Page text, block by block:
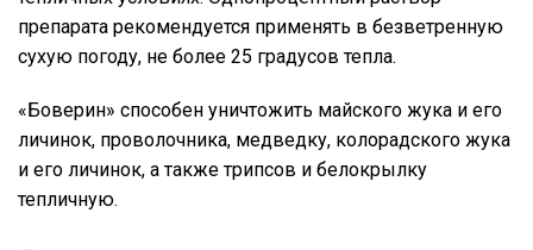
препарата рекомендуется применять в безветренную
сухую погоду, не более 25 градусов тепла.
«Боверин» способен уничтожить майского жука и его
личинок, проволочника, медведку, колорадского жука
и его личинок, а также трипсов и белокрылку
тепличную.